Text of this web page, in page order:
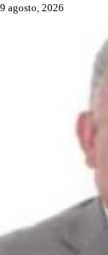
9 agosto, 2026